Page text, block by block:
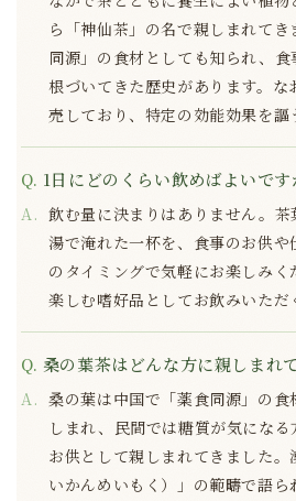
ら「神仙茶」の名で親しまれて
同源」の食材としても知られ、
根づいてきた歴史があります。
売しており、特定の効能効果を謳
1日にどのくらい飲めばよいです
飲む量に決まりはありません。
湯で淹れた一杯を、食事のお供
のタイミングで気軽にお楽しみ
楽しむ嗜好品としてお飲みいただ
桑の葉茶はどんな方に親しまれ
桑の葉は中国で「薬食同源」の
しまれ、民間では糖質が気にな
お供として親しまれてきました
いかんめいもく）」の範疇で語ら